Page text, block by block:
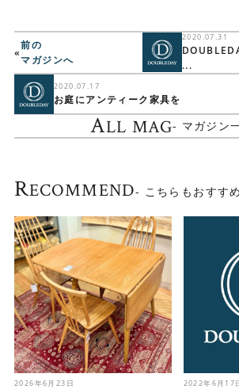
2020.07.31
...
«
前の
マガジンへ
ALL MAG- マガジン
2020.07.17
お庭にアンティーク家具を
RECOMMEND- こちらもおすす
2026年6月23日 2022年6月17